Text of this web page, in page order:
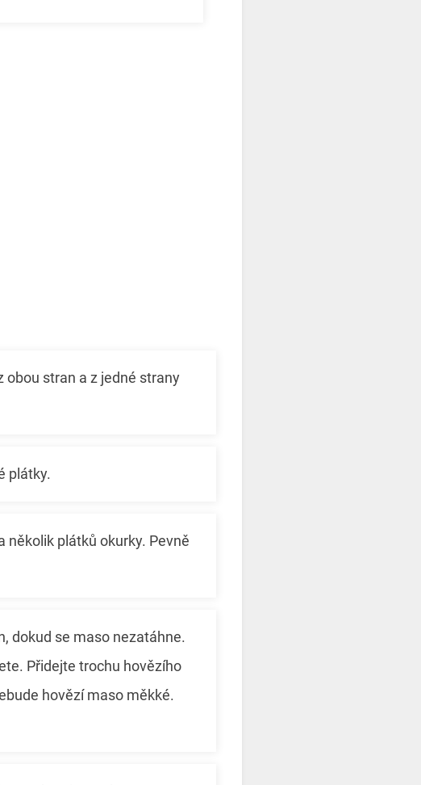
obou stran a z jedné strany
plátky.
několik plátků okurky. Pevně
dokud se maso nezatáhne.
Přidejte trochu hovězího
hovězí maso měkké.